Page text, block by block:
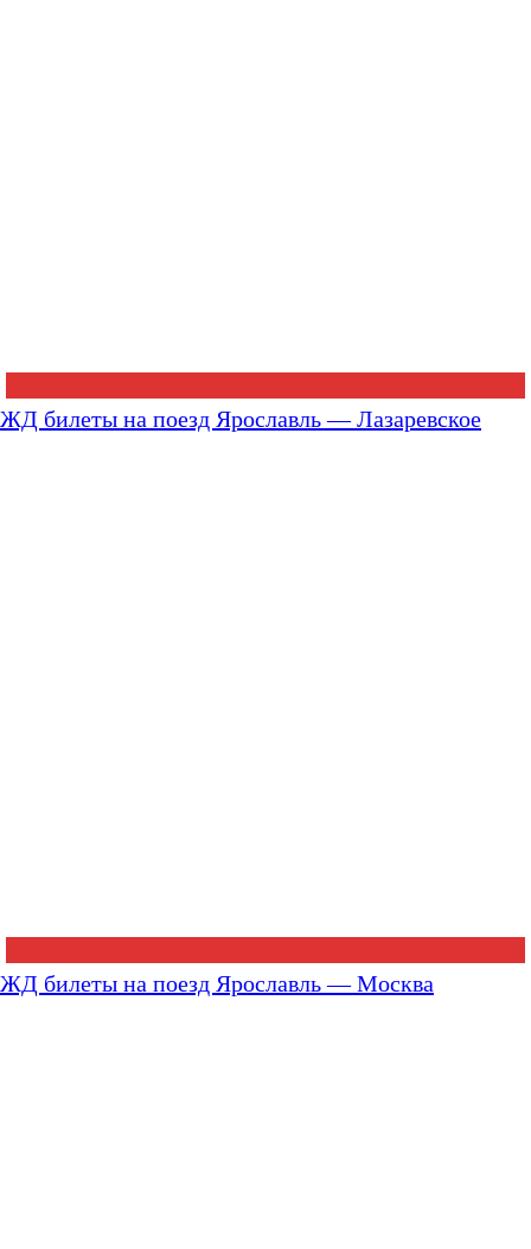
ЖД билеты на поезд Ярославль — Лазаревское
ЖД билеты на поезд Ярославль — Москва